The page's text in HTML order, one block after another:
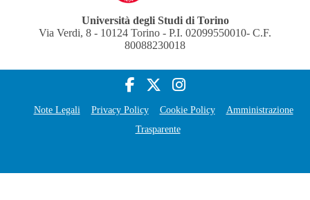
Università degli Studi di Torino
Via Verdi, 8 - 10124 Torino - P.I. 02099550010- C.F.
80088230018
Note Legali Privacy Policy Cookie Policy
Amministrazione
Trasparente